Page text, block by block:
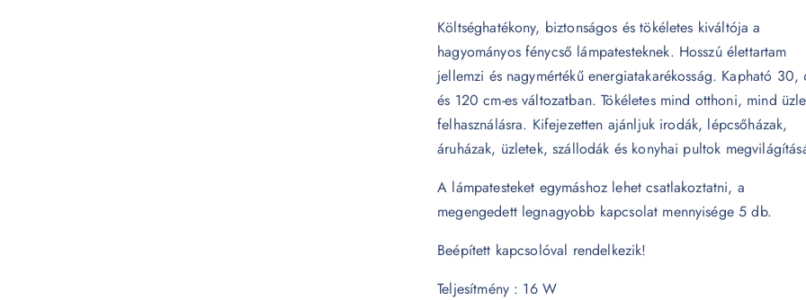
Költséghatékony, biztonságos és tökéletes kiváltója a
hagyományos fénycső lámpatesteknek. Hosszú élettartam
jellemzi és nagymértékű energiatakarékosság. Kapható 30,
és 120 cm-es változatban. Tökéletes mind otthoni, mind
felhasználásra. Kifejezetten ajánljuk irodák, lépcsőházak,
áruházak, üzletek, szállodák és konyhai pultok
A lámpatesteket egymáshoz lehet csatlakoztatni, a
megengedett legnagyobb kapcsolat mennyisége 5 db.
Beépített kapcsolóval rendelkezik!
Teljesítmény : 16 W